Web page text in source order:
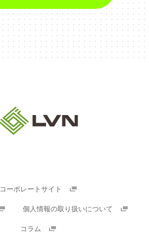
コーポレートサイト
個人情報の取り扱いについて
コラム